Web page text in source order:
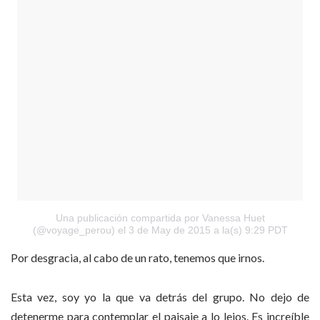
Una publicación compartida por Vanessa Huet
(@voyage_perou) el 3 de May de 2015 a la(s) 9:29 PDT
Por desgracia, al cabo de un rato, tenemos que irnos.
Esta vez, soy yo la que va detrás del grupo. No dejo de
detenerme para contemplar el paisaje a lo lejos. Es increíble